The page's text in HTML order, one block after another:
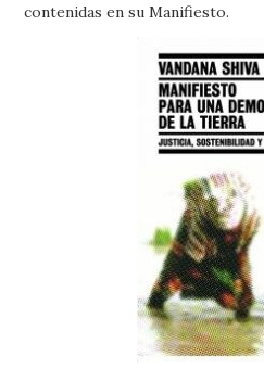
contenidas en su Manifiesto.